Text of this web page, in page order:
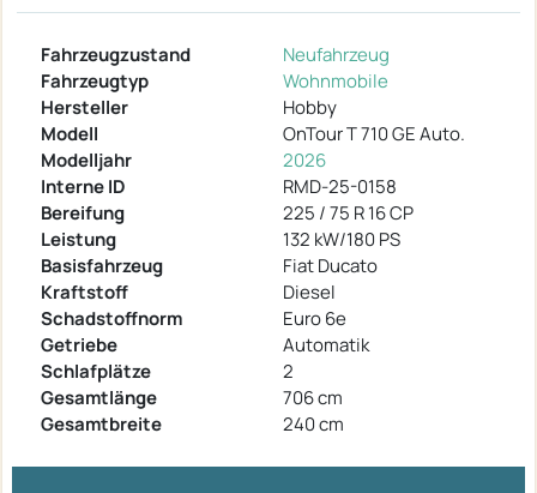
Fahrzeugzustand
Neufahrzeug
Fahrzeugtyp
Wohnmobile
Hersteller
Hobby
Modell
OnTour T 710 GE Auto.
Modelljahr
2026
Interne ID
RMD-25-0158
Bereifung
225 / 75 R 16 CP
Leistung
132 kW/180 PS
Basisfahrzeug
Fiat Ducato
Kraftstoff
Diesel
Schadstoffnorm
Euro 6e
Getriebe
Automatik
Schlafplätze
2
Gesamtlänge
706 cm
Gesamtbreite
240 cm